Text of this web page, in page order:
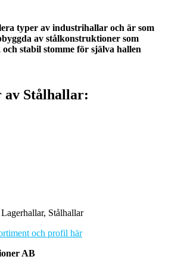
typer av industrihallar och är som
av stålkonstruktioner som
stabil stomme för själva hallen
Stålhallar:
Stålhallar
och profil här
AB